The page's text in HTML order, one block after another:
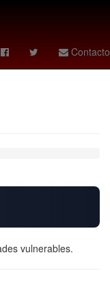
Contacto
vulnerables.